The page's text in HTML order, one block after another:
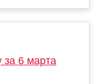
6 марта